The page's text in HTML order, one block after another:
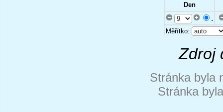
Den
.
Měřítko:
Zdroj
Stránka byla
Stránka